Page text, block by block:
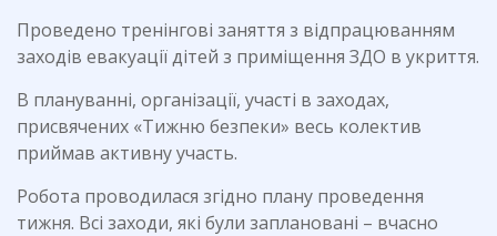
Проведено тренінгові заняття з відпрацюванням
заходів евакуації дітей з приміщення ЗДО в укриття.
В плануванні, організації, участі в заходах,
присвячених «Тижню безпеки» весь колектив
приймав активну участь.
Робота проводилася згідно плану проведення
тижня. Всі заходи, які були заплановані – вчасно